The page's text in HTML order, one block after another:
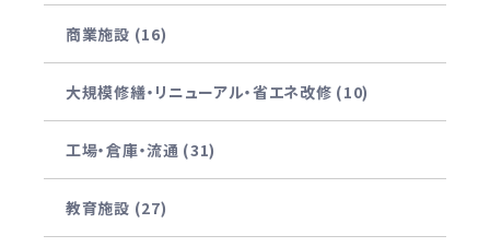
商業施設 (16)
大規模修繕・リニューアル・省エネ改修 (10)
工場・倉庫・流通 (31)
教育施設 (27)